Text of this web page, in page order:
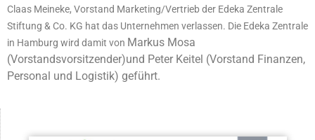
Claas Meineke, Vorstand Marketing/Vertrieb der Edeka Zentrale
Stiftung & Co. KG hat das Unternehmen verlassen. Die Edeka Zentrale
in Hamburg wird damit von Markus Mosa
(Vorstandsvorsitzender)und Peter Keitel (Vorstand Finanzen,
Personal und Logistik) geführt.